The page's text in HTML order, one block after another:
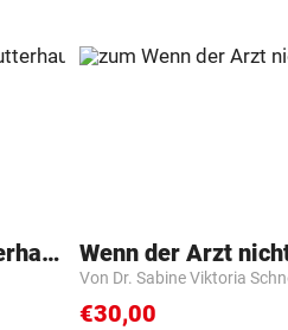
Esschert Design Futterhaus
Von Dr. Sabine Viktoria
€30,00